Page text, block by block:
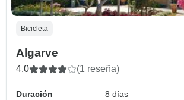
Bicicleta
Algarve
4.0 (1 reseña)
Duración
8 días